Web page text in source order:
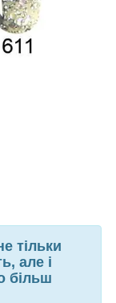
тільки
але і
більш